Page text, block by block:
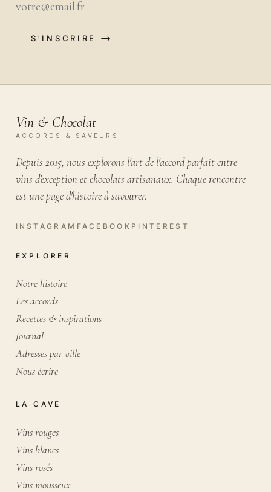
S'INSCRIRE
Vin & Chocolat
ACCORDS & SAVEURS
Depuis 2015, nous explorons l'art de l'accord parfait entre
vins d'exception et chocolats artisanaux. Chaque rencontre
est une page d'histoire à savourer.
EXPLORER
Notre histoire
Les accords
Recettes & inspirations
Journal
Adresses par ville
Nous écrire
LA CAVE
Vins rouges
Vins blancs
Vins rosés
Vins mousseux